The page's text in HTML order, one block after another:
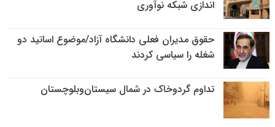
اندازی شبکه نوآوری
حقوق مدیران فعلی دانشگاه آزاد/موضوع اساتید دو
شغله را سیاسی کردند
تداوم گردوخاک در شمال سیستان‌وبلوچستان